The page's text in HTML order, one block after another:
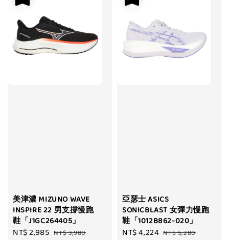
美津濃 MIZUNO WAVE
INSPIRE 22 男支撐慢跑
鞋「J1GC264405」
Sale
NT$ 2,985 Regular
NT$ 3,980
亞瑟士 ASICS
SONICBLAST 女彈力慢跑
鞋「1012B862-020」
Sale
NT$ 4,224 Regular
NT$ 5,280